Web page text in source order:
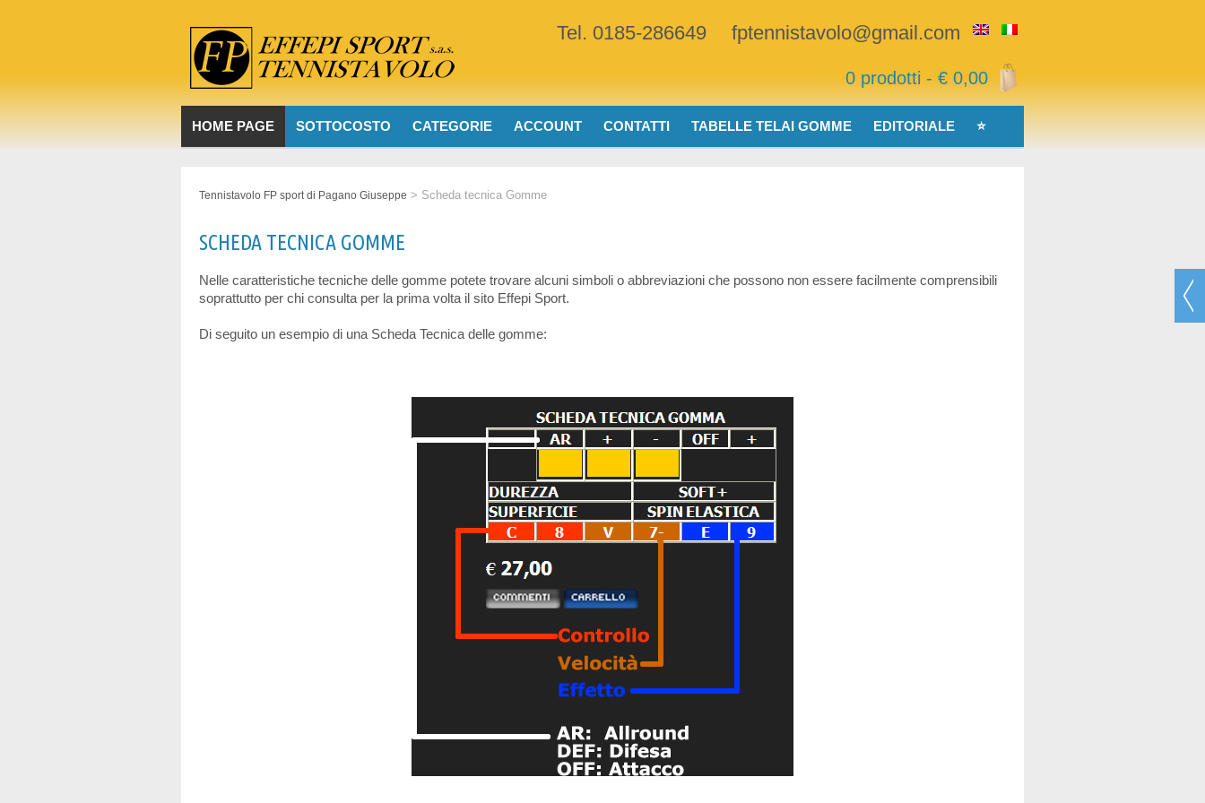
Tel. 0185-286649 fptennistavolo@gmail.com
0 prodotti - € 0,00
HOME PAGE SOTTOCOSTO CATEGORIE ACCOUNT CONTATTI TABELLE TELAI GOMME EDITORIALE ⭐
Tennistavolo FP sport di Pagano Giuseppe > Scheda tecnica Gomme
SCHEDA TECNICA GOMME
Nelle caratteristiche tecniche delle gomme potete trovare alcuni simboli o abbreviazioni che possono non essere facilmente comprensibili
soprattutto per chi consulta per la prima volta il sito Effepi Sport.
Di seguito un esempio di una Scheda Tecnica delle gomme: